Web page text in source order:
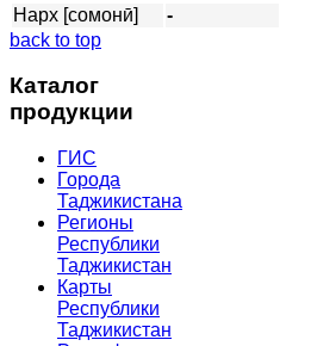
Нарх [сомонӣ]
-
back to top
Каталог
продукции
ГИС
Города
Таджикистана
Регионы
Республики
Таджикистан
Карты
Республики
Таджикистан